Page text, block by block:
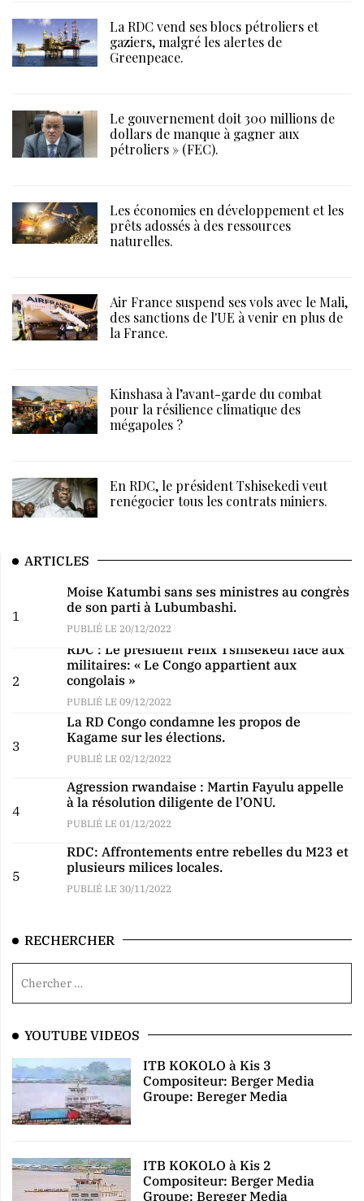
La RDC vend ses blocs pétroliers et
gaziers, malgré les alertes de
Greenpeace.
Le gouvernement doit 300 millions de
dollars de manque à gagner aux
pétroliers » (FEC).
Les économies en développement et les
prêts adossés à des ressources
naturelles.
Air France suspend ses vols avec le Mali,
des sanctions de l'UE à venir en plus de
la France.
Kinshasa à l’avant-garde du combat
pour la résilience climatique des
mégapoles ?
En RDC, le président Tshisekedi veut
renégocier tous les contrats miniers.
ARTICLES
1
Moise Katumbi sans ses ministres au congrès
de son parti à Lubumbashi.
PUBLIÉ LE 20/12/2022
2
RDC : Le président Félix Tshisekedi face aux
militaires: « Le Congo appartient aux
congolais »
PUBLIÉ LE 09/12/2022
3
La RD Congo condamne les propos de
Kagame sur les élections.
PUBLIÉ LE 02/12/2022
4
Agression rwandaise : Martin Fayulu appelle
à la résolution diligente de l’ONU.
PUBLIÉ LE 01/12/2022
5
RDC: Affrontements entre rebelles du M23 et
plusieurs milices locales.
PUBLIÉ LE 30/11/2022
RECHERCHER
YOUTUBE VIDEOS
ITB KOKOLO à Kis 3
Compositeur: Berger Media
Groupe: Bereger Media
ITB KOKOLO à Kis 2
Compositeur: Berger Media
Groupe: Bereger Media